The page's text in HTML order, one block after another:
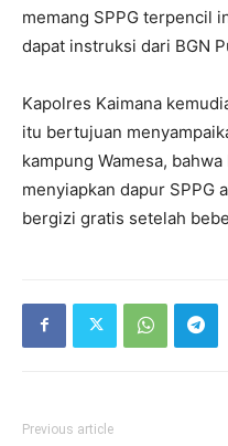
memang SPPG terpencil
dapat instruksi dari BGN
Kapolres Kaimana
itu bertujuan
kampung Wamesa,
menyiapkan dapur SPPG
bergizi gratis setelah
Previous article